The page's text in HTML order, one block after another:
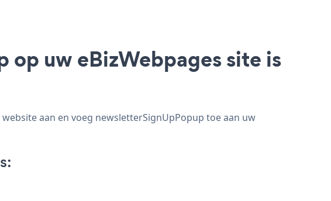
op uw eBizWebpages site is
aan en voeg newsletterSignUpPopup toe aan uw